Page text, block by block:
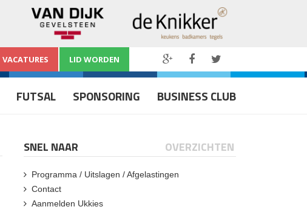
VACATURES LID WORDEN
FUTSAL SPONSORING BUSINESS CLUB
SNEL NAAR OVERZICHTEN
Programma / Uitslagen / Afgelastingen
Contact
Aanmelden Ukkies